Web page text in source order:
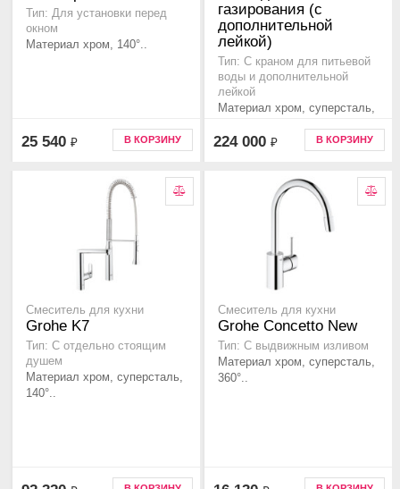
Тип: Для установки перед
окном
Материал хром, 140°..
25 540 ₽ В КОРЗИНУ
газирования (с
дополнительной
лейкой)
Тип: С краном для питьевой
воды и дополнительной
лейкой
Материал хром, суперсталь,
224 000 ₽ В КОРЗИНУ
Смеситель для кухни
Grohe K7
Тип: С отдельно стоящим
душем
Материал хром, суперсталь,
140°..
Смеситель для кухни
Grohe Concetto New
Тип: С выдвижным изливом
Материал хром, суперсталь,
360°..